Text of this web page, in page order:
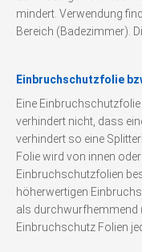
mindert. Verwendung
Bereich (Badezimmer).
Einbruchschutzfolie
Eine
verhindert nicht, dass
verhindert so eine
Folie wird von innen
Einbruchschutzfolien
höherwertigen
als durchwurfhemmend
Einbruchschutz Folien